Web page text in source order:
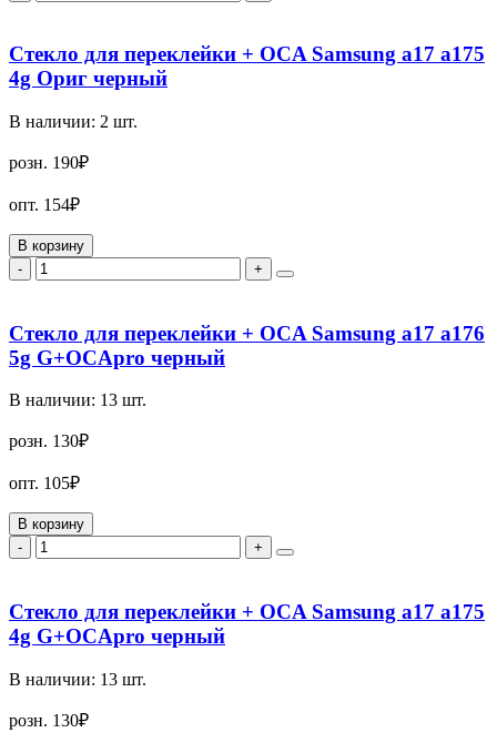
Стекло для переклейки + OCA Samsung a17 a175
4g Ориг черный
В наличии: 2 шт.
розн. 190₽
опт. 154₽
В корзину
-
+
Стекло для переклейки + OCA Samsung a17 a176
5g G+OCApro черный
В наличии: 13 шт.
розн. 130₽
опт. 105₽
В корзину
-
+
Стекло для переклейки + OCA Samsung a17 a175
4g G+OCApro черный
В наличии: 13 шт.
розн. 130₽